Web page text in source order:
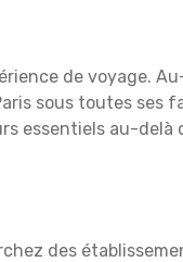
de voyage.
sous toutes ses
essentiels au-delà
des